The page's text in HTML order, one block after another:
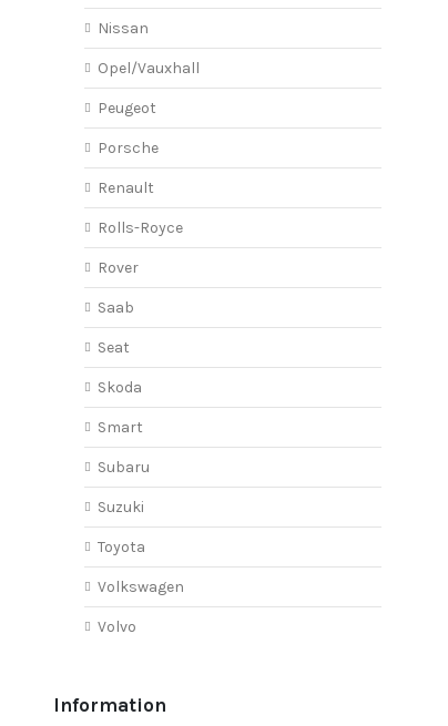
Nissan
Opel/Vauxhall
Peugeot
Porsche
Renault
Rolls-Royce
Rover
Saab
Seat
Skoda
Smart
Subaru
Suzuki
Toyota
Volkswagen
Volvo
Information